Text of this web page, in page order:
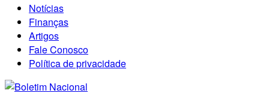
Notícias
Finanças
Artigos
Fale Conosco
Política de privacidade